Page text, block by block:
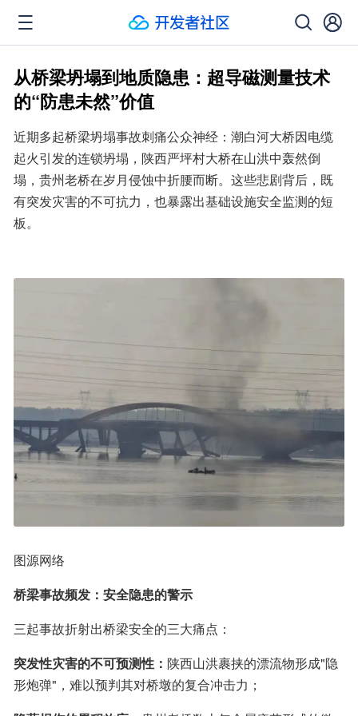
从桥梁坍塌到地质隐患：超导磁测量技术
的“防患未然”价值
近期多起桥梁坍塌事故刺痛公众神经：潮白河大桥因电缆
起火引发的连锁坍塌，陕西严坪村大桥在山洪中轰然倒
塌，贵州老桥在岁月侵蚀中折腰而断。这些悲剧背后，既
有突发灾害的不可抗力，也暴露出基础设施安全监测的短
板。
图源网络
桥梁事故频发：安全隐患的警示
三起事故折射出桥梁安全的三大痛点：
突发性灾害的不可预测性： 陕西山洪裹挟的漂流物形成"隐
形炮弹"，难以预判其对桥墩的复合冲击力；